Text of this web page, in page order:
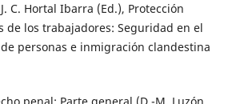
C. Hortal Ibarra (Ed.), Protección
de los trabajadores: Seguridad en el
personas e inmigración clandestina